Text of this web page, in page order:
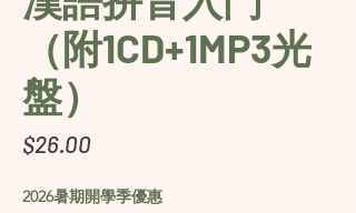
（附1CD+1MP3光
盤）
$26.00Price
2026暑期開學季優惠